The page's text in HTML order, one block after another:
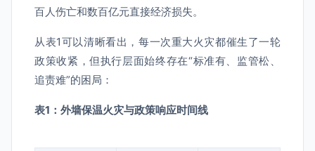
百人伤亡和数百亿元直接经济损失。
从表1可以清晰看出，每一次重大火灾都催生了一轮
政策收紧，但执行层面始终存在“标准有、监管松、
追责难”的困局：
表1：外墙保温火灾与政策响应时间线